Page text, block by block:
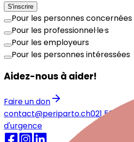
S'inscrire
Pour les personnes concernées
Pour les professionnel·le·s
Pour les employeurs
Pour les personnes intéressées
Aidez-nous à aider!
Faire un don
contact@periparto.ch021 525 77 51
d'urgence